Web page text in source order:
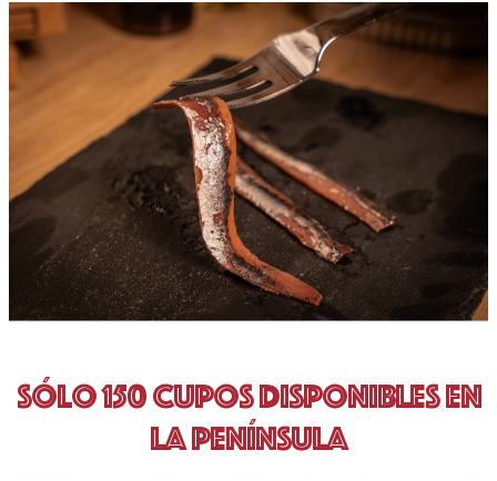
sólo 150 cupos disponibles en
la Península